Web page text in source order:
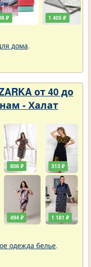
₽ 1 405 ₽
дома.
от 40 до
- Халат
806 ₽
494 ₽
313 ₽
1 181 ₽
одежда белье.